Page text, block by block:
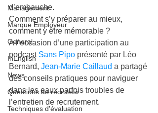
Management
Marque Employeur
General
InEnglish
News
Questions de recruteur
Techniques d'évaluation
d’embauche.
Comment s’y préparer au mieux,
comment y être mémorable ?
A l’occasion d’une participation au
podcast Sans Pipo présenté par Léo
Bernard, Jean-Marie Caillaud a partagé
des conseils pratiques pour naviguer
dans les eaux parfois troubles de
l’entretien de recrutement.